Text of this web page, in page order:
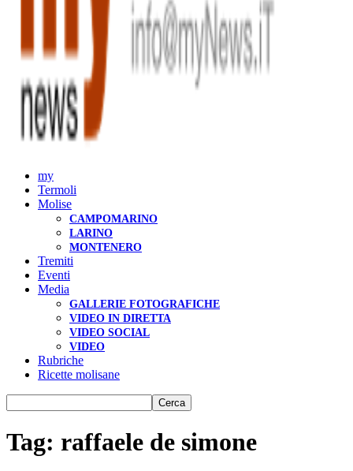
my
Termoli
Molise
CAMPOMARINO
LARINO
MONTENERO
Tremiti
Eventi
Media
GALLERIE FOTOGRAFICHE
VIDEO IN DIRETTA
VIDEO SOCIAL
VIDEO
Rubriche
Ricette molisane
Tag: raffaele de simone